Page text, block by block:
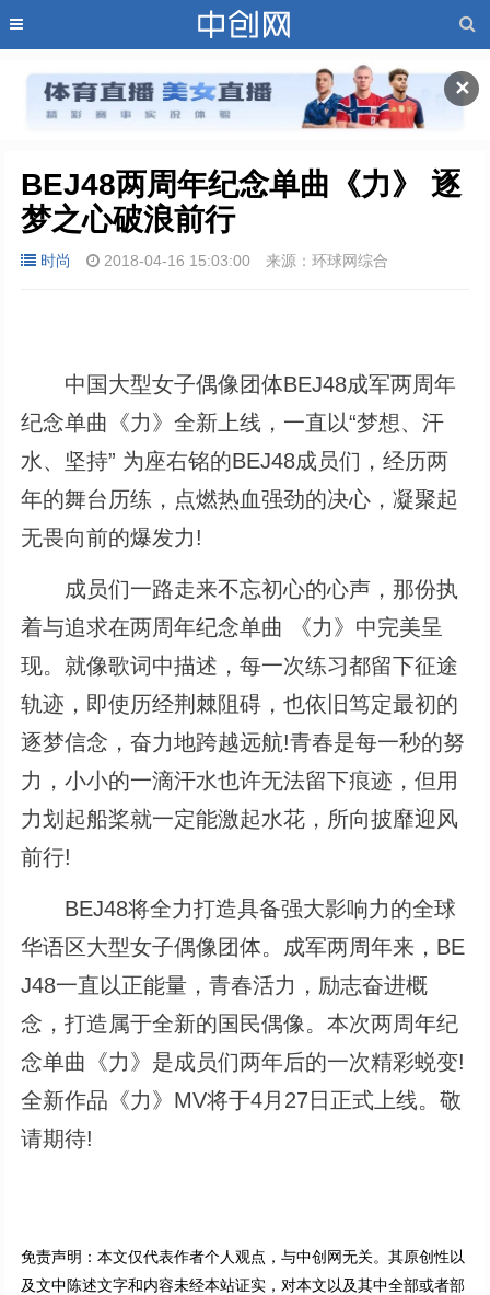
✕
BEJ48两周年纪念单曲《力》 逐
梦之心破浪前行
时尚 2018-04-16 15:03:00 来源：环球网综合
中国大型女子偶像团体BEJ48成军两周年
纪念单曲《力》全新上线，一直以“梦想、汗
水、坚持” 为座右铭的BEJ48成员们，经历两
年的舞台历练，点燃热血强劲的决心，凝聚起
无畏向前的爆发力!
成员们一路走来不忘初心的心声，那份执
着与追求在两周年纪念单曲 《力》中完美呈
现。就像歌词中描述，每一次练习都留下征途
轨迹，即使历经荆棘阻碍，也依旧笃定最初的
逐梦信念，奋力地跨越远航!青春是每一秒的努
力，小小的一滴汗水也许无法留下痕迹，但用
力划起船桨就一定能激起水花，所向披靡迎风
前行!
BEJ48将全力打造具备强大影响力的全球
华语区大型女子偶像团体。成军两周年来，BE
J48一直以正能量，青春活力，励志奋进概
念，打造属于全新的国民偶像。本次两周年纪
念单曲《力》是成员们两年后的一次精彩蜕变!
全新作品《力》MV将于4月27日正式上线。敬
请期待!
免责声明：本文仅代表作者个人观点，与中创网无关。其原创性以
及文中陈述文字和内容未经本站证实，对本文以及其中全部或者部